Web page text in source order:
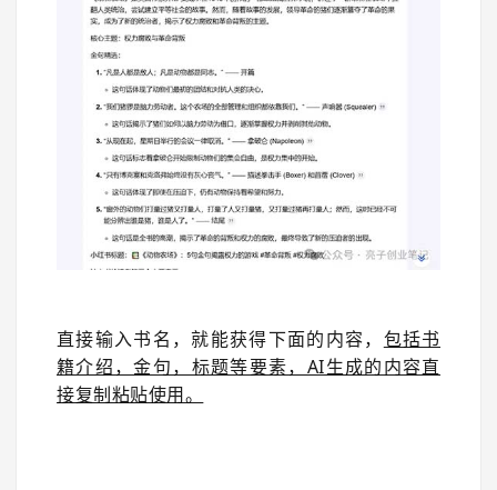
直接输入书名，就能获得下面的内容， 包括书
籍介绍，金句，标题等要素，AI生成的内容直
接复制粘贴使用。